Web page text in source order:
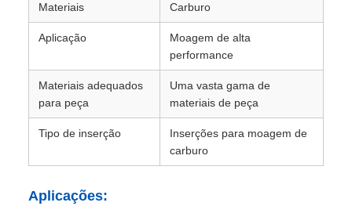
Materiais Carburo
Aplicação
Moagem de alta
performance
Materiais adequados
para peça
Uma vasta gama de
materiais de peça
Tipo de inserção
Inserções para moagem de
carburo
Aplicações: